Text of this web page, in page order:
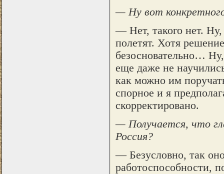
— Ну вот
— Нет, такого нет. Ну,
полетят. Хотя
безосновательно…
еще даже не
как можно им
спорное и я
скорректировано.
— Получается, что
Россия?
— Безусловно, так
работоспособности,